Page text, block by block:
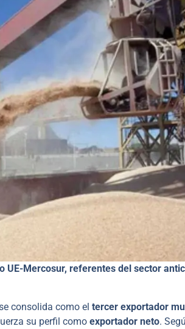
Mercosur, referentes del sector
consolida como el tercer exportador
su perfil como exportador neto.